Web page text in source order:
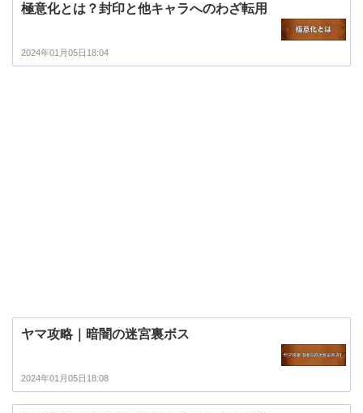
極意化とは？封印と他キャラへのわざ転用
2024年01月05日18:04
ヤマ攻略｜暗闇の迷宮裏ボス
2024年01月05日18:08